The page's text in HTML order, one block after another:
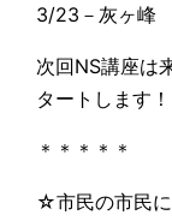
3/23－灰ヶ峰
次回NS講座は
タートします！
＊＊＊＊＊
☆市民の市民